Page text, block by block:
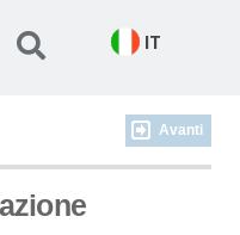
IT
Avanti